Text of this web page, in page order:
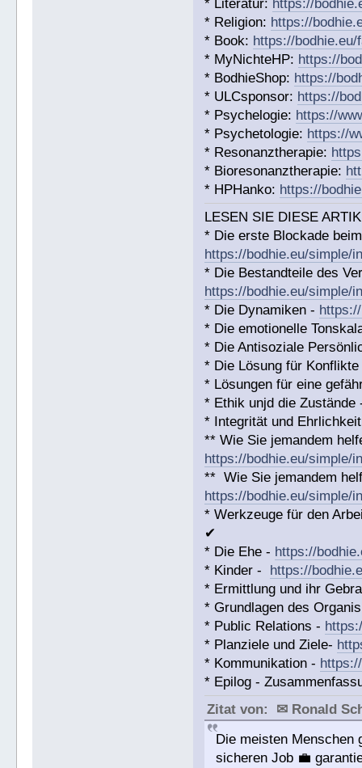
* Literatur: https://
* Religion: https://
* Book: https://bodhie.eu/
* MyNichteHP: https://
* BodhieShop: https://
* ULCsponsor: https://
* Psychelogie: https://
* Psychetologie: https://
* Resonanztherapie:
* Bioresonanztherapie:
* HPHanko: https://
LESEN SIE DIESE
* Die erste Blockade
https://bodhie.eu/simple/
* Die Bestandteile des
https://bodhie.eu/simple/
* Die Dynamiken -
* Die emotionelle
* Die Antisoziale
* Die Lösung für
* Lösungen für eine
* Ethik unjd die
* Integrität und
** Wie Sie jemandem
https://bodhie.eu/simple/
** Wie Sie jemandem
https://bodhie.eu/simple/
* Werkzeuge für den
✔
* Die Ehe - https://
* Kinder - https://
* Ermittlung und ihr
* Grundlagen des
* Public Relations -
* Planziele und Ziele-
* Kommunikation -
* Epilog -
Zitat von: ✉ Ronald
Die meisten
sicheren Job 💼